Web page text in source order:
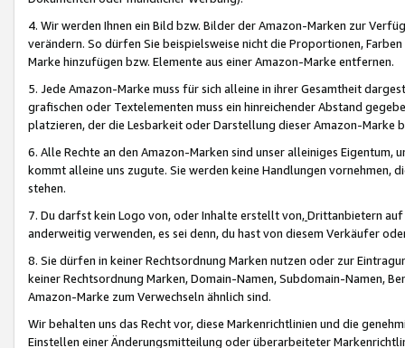
4. Wir werden Ihnen ein Bild bzw. Bilder der Amazon-Marken zur
verändern. So dürfen Sie beispielsweise nicht die Proportionen,
Marke hinzufügen bzw. Elemente aus einer Amazon-Marke entfernen.
5. Jede Amazon-Marke muss für sich alleine in ihrer Gesamtheit
grafischen oder Textelementen muss ein hinreichender Abstand
platzieren, der die Lesbarkeit oder Darstellung dieser Amazon-Marke
6. Alle Rechte an den Amazon-Marken sind unser alleiniges
kommt alleine uns zugute. Sie werden keine Handlungen vornehmen,
stehen.
7. Du darfst kein Logo von, oder Inhalte erstellt von,Drittanbietern auf
anderweitig verwenden, es sei denn, du hast von diesem Verkäufer
8. Sie dürfen in keiner Rechtsordnung Marken nutzen oder zur
keiner Rechtsordnung Marken, Domain-Namen, Subdomain-Namen,
Amazon-Marke zum Verwechseln ähnlich sind.
Wir behalten uns das Recht vor, diese Markenrichtlinien und die
Einstellen einer Änderungsmitteilung oder überarbeiteter